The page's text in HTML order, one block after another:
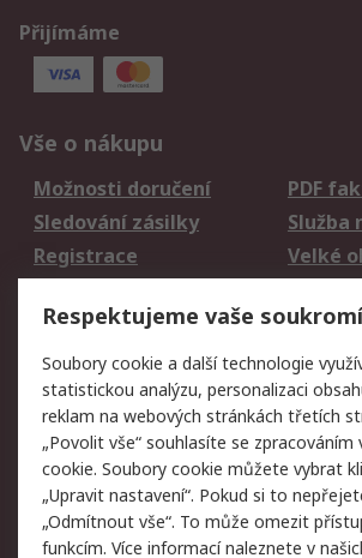
Přijímáme
Vše o nákupu
Možnosti doručení
PDF
Sledování zásilky
Služba
Registrace
Velké
Právní
Autorská práva
Prohlášení o ochraně
údajů
Zásady pro soubory
cookie
Respektujeme vaše soukromí
Soubory cookie a další technologie
statistickou analýzu, personalizaci
reklam na webových stránkách třetích
„Povolit vše“ souhlasíte se zpracováním
cookie. Soubory cookie můžete vybrat
„Upravit nastavení“. Pokud si to
„Odmítnout vše“. To může omezit
funkcím. Více informací naleznete v